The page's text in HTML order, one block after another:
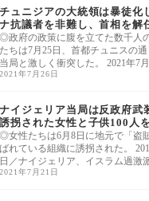
チュニジアの大統領は暴徒化
ナ抗議者を非難し、首相を解
◎政府の政策に腹を立てた数千人
たちは7月25日、首都チュニスの
当局と激しく衝突した。 2021年7
ュニジ
2021年7月26日
ナイジェリア当局は反政府武
誘拐された女性と子供100人
◎女性たちは6月8日に地元で「盗
ばれている組織に誘拐された。
日／ナイジェリア、イスラム過激
コ・ハ
2021年7月21日